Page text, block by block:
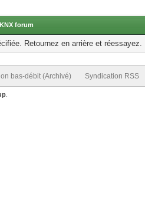
forum
Retournez en arrière et réessayez.
bas-débit (Archivé) Syndication RSS
.